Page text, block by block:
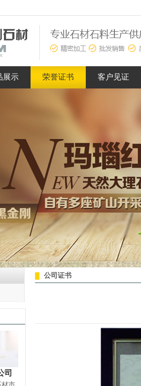
展示 荣誉证书 客户见证
司
公司证书